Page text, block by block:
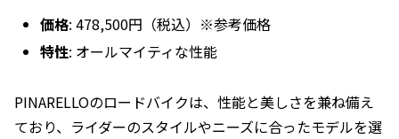
価格: 478,500円（税込）※参考価格
特性: オールマイティな性能
PINARELLOのロードバイクは、性能と美しさを兼ね備え
ており、ライダーのスタイルやニーズに合ったモデルを選